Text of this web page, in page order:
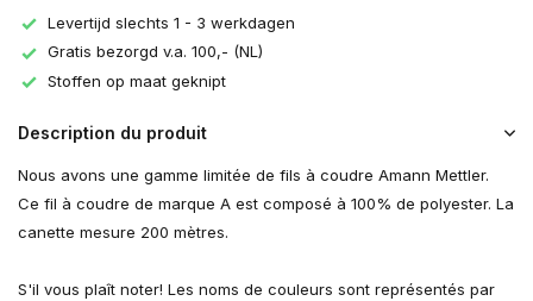
Levertijd slechts 1 - 3 werkdagen
Gratis bezorgd v.a. 100,- (NL)
Stoffen op maat geknipt
Description du produit
Nous avons une gamme limitée de fils à coudre Amann Mettler.
Ce fil à coudre de marque A est composé à 100% de polyester. La
canette mesure 200 mètres.
S'il vous plaît noter! Les noms de couleurs sont représentés par